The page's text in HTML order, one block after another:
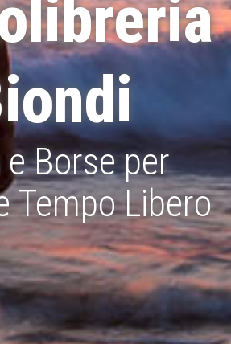
Borse per
Tempo Libero